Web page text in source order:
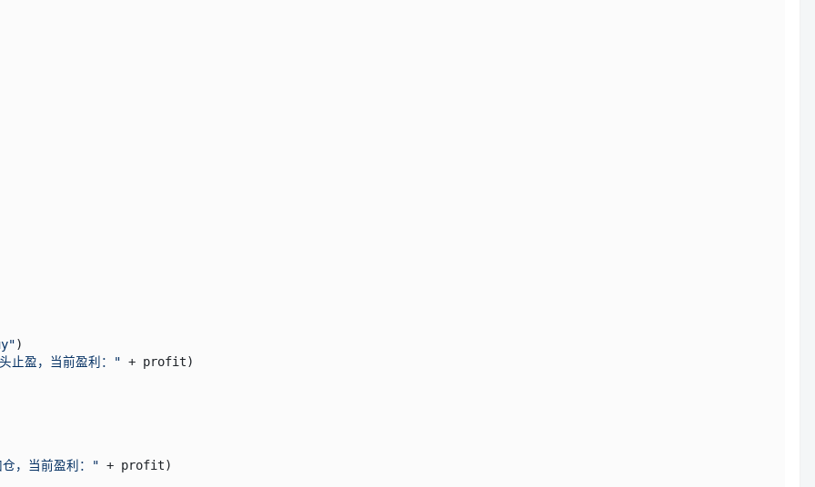
)
止盈，当前盈利：" + profit)
，当前盈利：" + profit)